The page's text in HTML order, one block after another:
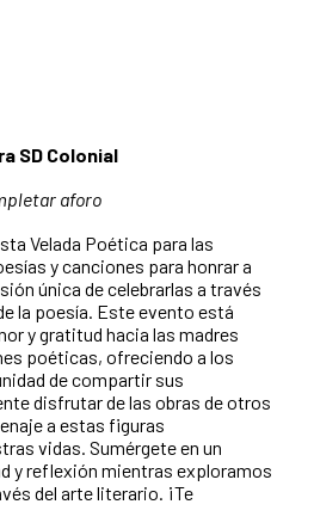
SD Colonial
aforo
Velada Poética para las
y canciones para honrar a
única de celebrarlas a través
la poesía. Este evento está
y gratitud hacia las madres
poéticas, ofreciendo a los
de compartir sus
disfrutar de las obras de otros
a estas figuras
vidas. Sumérgete en un
y reflexión mientras exploramos
del arte literario. ¡Te